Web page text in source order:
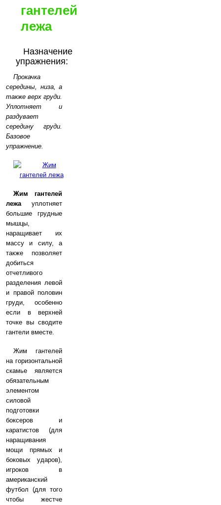
гантелей
лежа
Назначение
упражнения:
Прокачка
cередины, низа, а
также верх груди.
Уплотняет и
раздувает
середину груди.
Базовое
упражнение.
Жим гантелей
лежауплотняет
большие грудные
мышцы,
наращивает их
массу и силу, а
также позволяет
добиться
отчетливого
разделения левой
и правой половин
груди, особенно
если в верхней
точке вы сводите
гантели вместе.
Жим гантелей
на горизонтальной
скамье является
обязательным
элементом
силовой
подготовки
боксеров и
каратистов (для
наращивания
мощи прямых и
боковых ударов),
игроков в
американский
футбол (для того
чтобы жестче